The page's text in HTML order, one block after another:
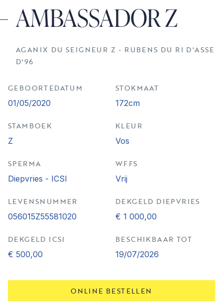
AMBASSADOR Z
AGANIX DU SEIGNEUR Z - RUBENS DU RI D'ASSE
D'96
GEBOORTEDATUM
01/05/2020
STOKMAAT
172cm
STAMBOEK
Z
KLEUR
Vos
SPERMA
Diepvries - ICSI
WFFS
Vrij
LEVENSNUMMER
056015Z55581020
DEKGELD DIEPVRIES
€ 1 000,00
DEKGELD ICSI
€ 500,00
BESCHIKBAAR TOT
19/07/2026
ONLINE BESTELLEN